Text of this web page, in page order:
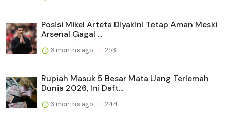
Posisi Mikel Arteta Diyakini Tetap Aman Meski
Arsenal Gagal ...
3 months ago 253
Rupiah Masuk 5 Besar Mata Uang Terlemah
Dunia 2026, Ini Daft...
3 months ago 244